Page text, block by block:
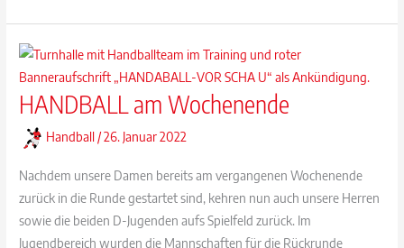
Jungs
erkämpfen
sich
mit
viel
Einsatz
HANDBALL am Wochenende
Handball /26. Januar 2022
Nachdem unsere Damen bereits am vergangenen Wochenende
zurück in die Runde gestartet sind, kehren nun auch unsere Herren
sowie die beiden D-Jugenden aufs Spielfeld zurück. Im
Jugendbereich wurden die Mannschaften für die Rückrunde